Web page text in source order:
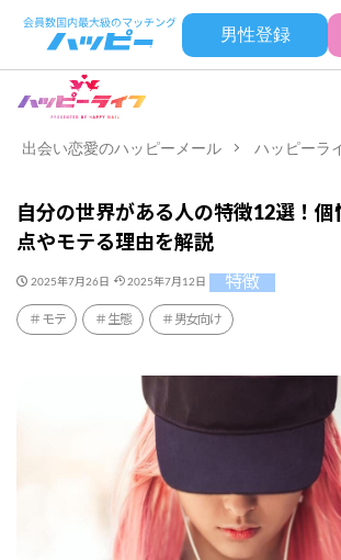
男性登録
出会い恋愛のハッピーメール ハッピーラ
自分の世界がある人の特徴12選！
点やモテる理由を解説
2025年7月26日 2025年7月12日 特徴
モテ 生態 男女向け